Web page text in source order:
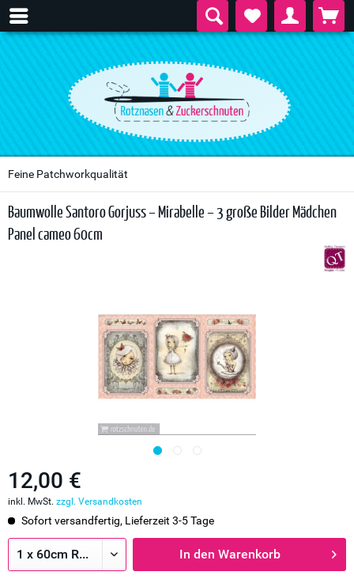
Feine Patchworkqualität
Baumwolle Santoro Gorjuss – Mirabelle – 3 große Bilder Mädchen
Panel cameo 60cm
12,00 €
inkl. MwSt. zzgl. Versandkosten
Sofort versandfertig, Lieferzeit 3-5 Tage
In den Warenkorb